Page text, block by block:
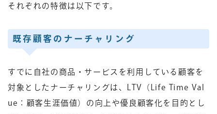
それぞれの特徴は以下です。
既存顧客のナーチャリング
すでに自社の商品・サービスを利用している顧客を
対象としたナーチャリングは、LTV（Life Time Val
ue：顧客生涯価値）の向上や優良顧客化を目的とし